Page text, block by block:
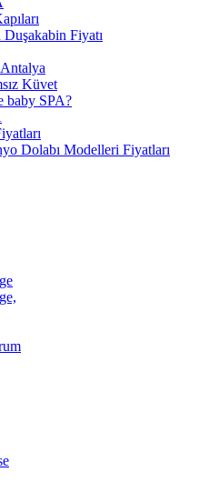
Fiyatı
Küvet
baby SPA?
Dolabı Modelleri Fiyatları